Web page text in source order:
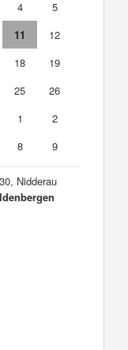
4
5
11
12
18
19
25
26
1
2
8 9
Nidderau